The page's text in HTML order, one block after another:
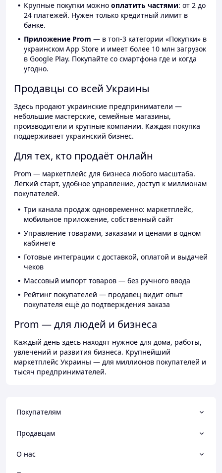
Крупные покупки можно оплатить частями: от 2 до
24 платежей. Нужен только кредитный лимит в
банке.
Приложение Prom — в топ-3 категории «Покупки» в
украинском App Store и имеет более 10 млн загрузок
в Google Play. Покупайте со смартфона где и когда
угодно.
Продавцы со всей Украины
Здесь продают украинские предприниматели —
небольшие мастерские, семейные магазины,
производители и крупные компании. Каждая покупка
поддерживает украинский бизнес.
Для тех, кто продаёт онлайн
Prom — маркетплейс для бизнеса любого масштаба.
Лёгкий старт, удобное управление, доступ к миллионам
покупателей.
Три канала продаж одновременно: маркетплейс,
мобильное приложение, собственный сайт
Управление товарами, заказами и ценами в одном
кабинете
Готовые интеграции с доставкой, оплатой и выдачей
чеков
Массовый импорт товаров — без ручного ввода
Рейтинг покупателей — продавец видит опыт
покупателя ещё до подтверждения заказа
Prom — для людей и бизнеса
Каждый день здесь находят нужное для дома, работы,
увлечений и развития бизнеса. Крупнейший
маркетплейс Украины — для миллионов покупателей и
тысяч предпринимателей.
Покупателям
Продавцам
О нас